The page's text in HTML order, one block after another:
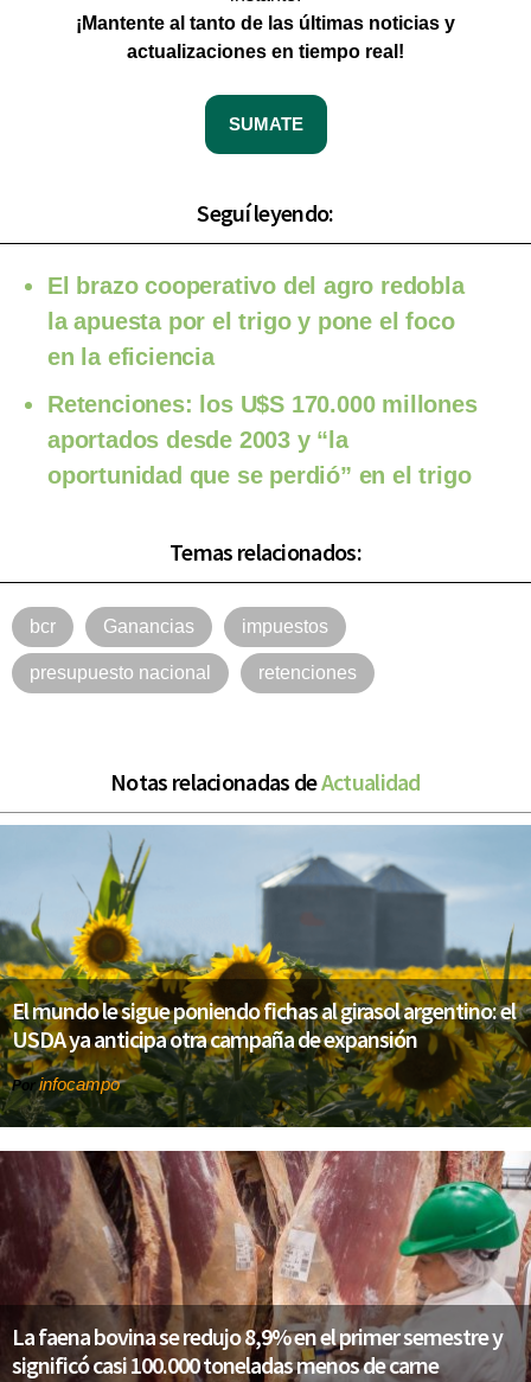
¡Mantente al tanto de las últimas noticias y
actualizaciones en tiempo real!
SUMATE
Seguí leyendo:
El brazo cooperativo del agro redobla
la apuesta por el trigo y pone el foco
en la eficiencia
Retenciones: los U$S 170.000 millones
aportados desde 2003 y “la
oportunidad que se perdió” en el trigo
Temas relacionados:
bcr Ganancias impuestos
presupuesto nacional retenciones
Notas relacionadas deActualidad
El mundo le sigue poniendo fichas al girasol argentino: el
USDA ya anticipa otra campaña de expansión
Porinfocampo
La faena bovina se redujo 8,9% en el primer semestre y
significó casi 100.000 toneladas menos de carne